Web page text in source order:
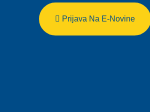
Prijava Na E-Novine